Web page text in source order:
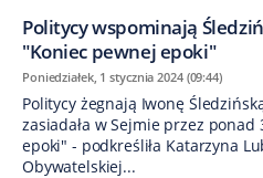
Politycy wspominają
"Koniec pewnej epoki"
Poniedziałek, 1 stycznia 2024 (09:44)
Politycy żegnają Iwonę
zasiadała w Sejmie przez
epoki" - podkreśliła Katarzyna
Obywatelskiej...